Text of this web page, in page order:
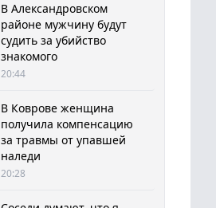
В Александровском
районе мужчину будут
судить за убийство
знакомого
20:44
В Коврове женщина
получила компенсацию
за травмы от упавшей
наледи
20:28